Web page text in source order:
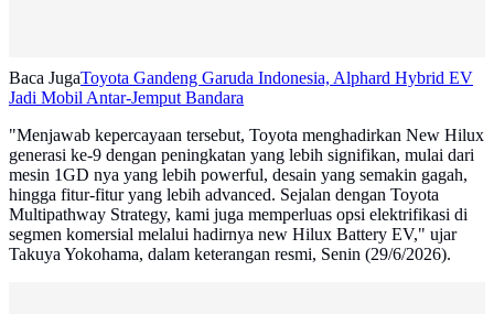
Baca JugaToyota Gandeng Garuda Indonesia, Alphard Hybrid EV
Jadi Mobil Antar-Jemput Bandara
"Menjawab kepercayaan tersebut, Toyota menghadirkan New Hilux
generasi ke-9 dengan peningkatan yang lebih signifikan, mulai dari
mesin 1GD nya yang lebih powerful, desain yang semakin gagah,
hingga fitur-fitur yang lebih advanced. Sejalan dengan Toyota
Multipathway Strategy, kami juga memperluas opsi elektrifikasi di
segmen komersial melalui hadirnya new Hilux Battery EV," ujar
Takuya Yokohama, dalam keterangan resmi, Senin (29/6/2026).